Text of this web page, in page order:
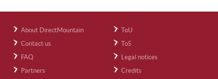
About DirectMountain
Contact us
FAQ
Partners
ToU
ToS
Legal notices
Credits